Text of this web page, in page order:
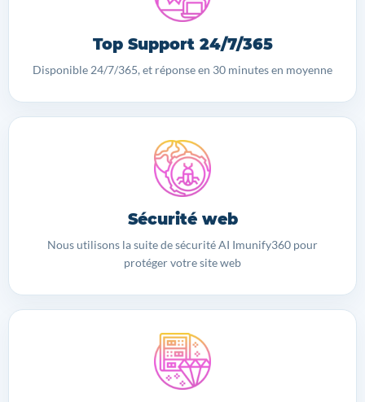
Top Support 24/7/365
Disponible 24/7/365, et réponse en 30 minutes en moyenne
Sécurité web
Nous utilisons la suite de sécurité AI Imunify360 pour
protéger votre site web